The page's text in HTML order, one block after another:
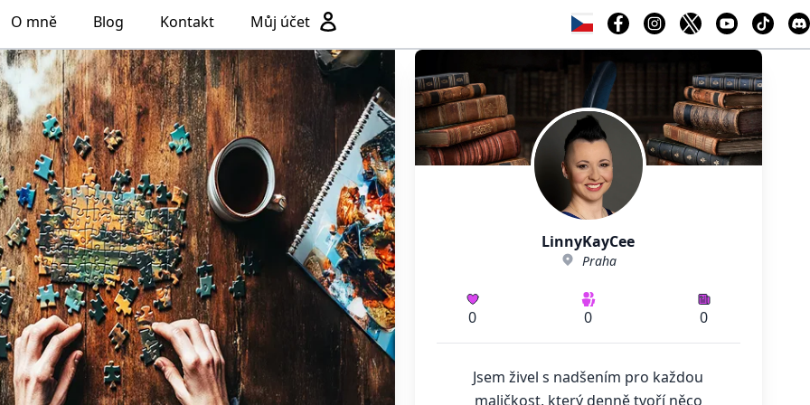
O mně Blog Kontakt Můj účet
LinnyKayCee
Praha
0 0 0
Jsem živel s nadšením pro každou
maličkost, který denně tvoří něco